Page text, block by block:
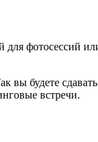
фотосессий
будете
встречи.